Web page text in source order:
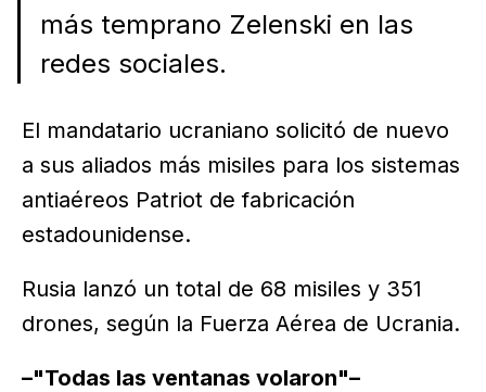
más temprano Zelenski en las
redes sociales.
El mandatario ucraniano solicitó de nuevo
a sus aliados más misiles para los sistemas
antiaéreos Patriot de fabricación
estadounidense.
Rusia lanzó un total de 68 misiles y 351
drones, según la Fuerza Aérea de Ucrania.
–"Todas las ventanas volaron"–